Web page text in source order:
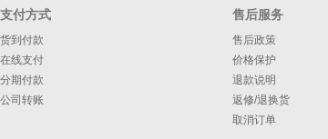
支付方式
货到付款
在线支付
分期付款
公司转账
售后服务
售后政策
价格保护
退款说明
返修/退换货
取消订单